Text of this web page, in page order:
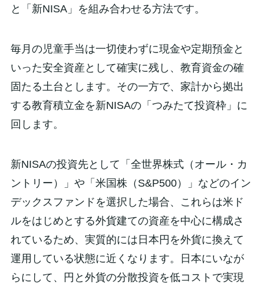
と「新NISA」を組み合わせる方法です。
毎月の児童手当は一切使わずに現金や定期預金と
いった安全資産として確実に残し、教育資金の確
固たる土台とします。その一方で、家計から拠出
する教育積立金を新NISAの「つみたて投資枠」に
回します。
新NISAの投資先として「全世界株式（オール・カ
ントリー）」や「米国株（S&P500）」などのイン
デックスファンドを選択した場合、これらは米ド
ルをはじめとする外貨建ての資産を中心に構成さ
れているため、実質的には日本円を外貨に換えて
運用している状態に近くなります。日本にいなが
らにして、円と外貨の分散投資を低コストで実現